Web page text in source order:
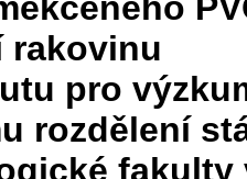
rakovinu
pro
rozdělení